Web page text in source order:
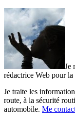
Je
rédactrice Web pour
Je traite les
route, à la sécurité
automobile. Me